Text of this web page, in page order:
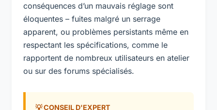
conséquences d’un mauvais réglage sont
éloquentes – fuites malgré un serrage
apparent, ou problèmes persistants même en
respectant les spécifications, comme le
rapportent de nombreux utilisateurs en atelier
ou sur des forums spécialisés.